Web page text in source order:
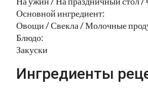
Основной ингредиент:
Овощи / Свекла / Молочные
Блюдо:
Закуски
Ингредиенты